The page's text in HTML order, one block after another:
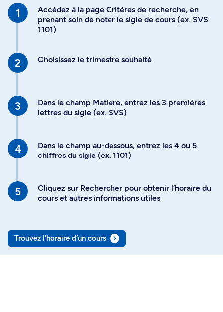
Accédez à la page Critères de recherche, en
prenant soin de noter le sigle de cours (ex. SVS
1101)
Choisissez le trimestre souhaité
Dans le champ Matière, entrez les 3 premières
lettres du sigle (ex. SVS)
Dans le champ au-dessous, entrez les 4 ou 5
chiffres du sigle (ex. 1101)
Cliquez sur Rechercher pour obtenir l’horaire du
cours et autres informations utiles
Trouvez l’horaire d’un cours